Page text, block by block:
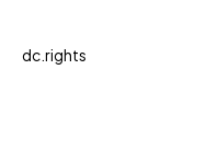
dc.rights